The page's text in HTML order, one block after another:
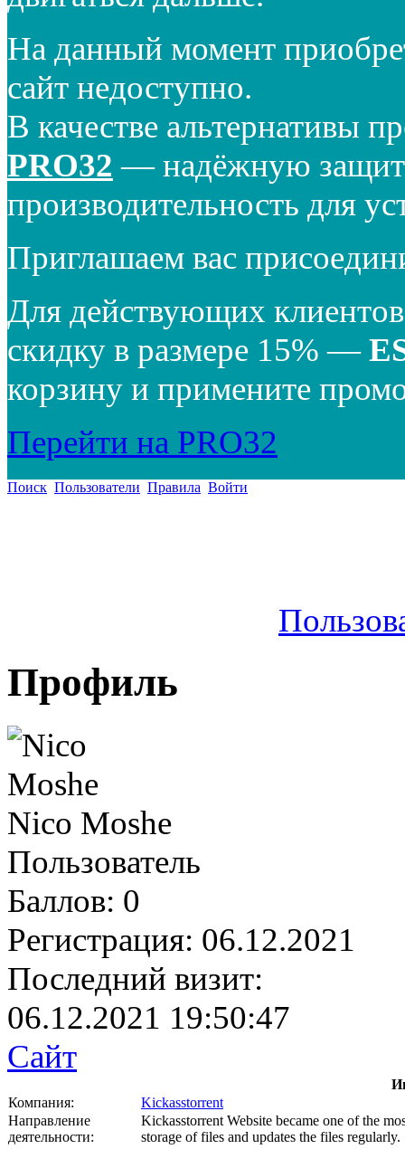
На данный момент
сайт недоступно.
В качестве альтернативы
PRO32 — надёжную
производительность для
Приглашаем вас
Для действующих
скидку в размере 15% —
корзину и примените
Перейти на PRO32
Поиск Пользователи Правила Войти
Профиль
Nico Moshe
Пользователь
Баллов: 0
Регистрация: 06.12.2021
Последний визит:
06.12.2021 19:50:47
Сайт
Компания:
Kickasstorrent
Направление
деятельности:
Kickasstorrent Website became one of the
storage of files and updates the files regularly.